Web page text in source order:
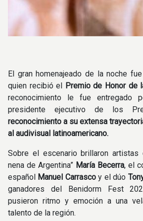
El gran homenajeado de la noche
quien recibió el Premio de Honor de
reconocimiento le fue entregado
presidente ejecutivo de los
reconocimiento a su extensa
al audivisual latinoamericano.
Sobre el escenario brillaron artistas
nena de Argentina” María Becerra, el
español Manuel Carrascoy el dúo
ganadores del Benidorm Fest
pusieron ritmo y emoción a una
talento de la región.